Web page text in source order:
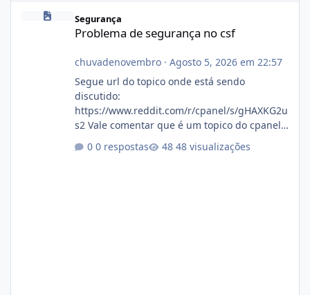
Problema de segurança no csf
Segurança
Problema de segurança no csf
chuvadenovembro· Agosto 5, 2026 em 22:57
Segue url do topico onde está sendo
discutido:
https://www.reddit.com/r/cpanel/s/gHAXKG2u
s2 Vale comentar que é um topico do cpanel...
Não sei como ta a pegada no da.
0 respostas 48 visualizações